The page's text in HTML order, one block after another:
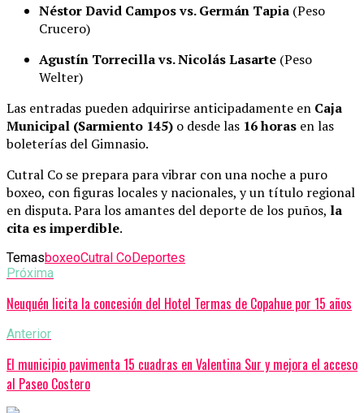
Néstor David Campos vs. Germán Tapia (Peso
Crucero)
Agustín Torrecilla vs. Nicolás Lasarte (Peso
Welter)
Las entradas pueden adquirirse anticipadamente en Caja
Municipal (Sarmiento 145) o desde las 16 horas en las
boleterías del Gimnasio.
Cutral Co se prepara para vibrar con una noche a puro
boxeo, con figuras locales y nacionales, y un título regional
en disputa. Para los amantes del deporte de los puños, la
cita es imperdible.
TemasboxeoCutral CoDeportes
Próxima
Neuquén licita la concesión del Hotel Termas de Copahue por 15 años
Anterior
El municipio pavimenta 15 cuadras en Valentina Sur y mejora el acceso
al Paseo Costero